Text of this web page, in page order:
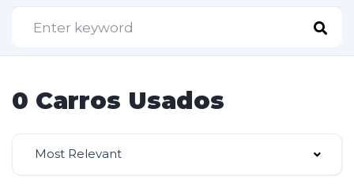
0 Carros Usados
Most Relevant